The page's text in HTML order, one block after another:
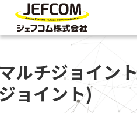
ルチジョイン
ョイント)